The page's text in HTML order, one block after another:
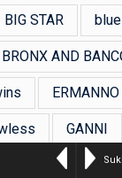
BIG STAR
BRONX AND
GANNI
Ivon